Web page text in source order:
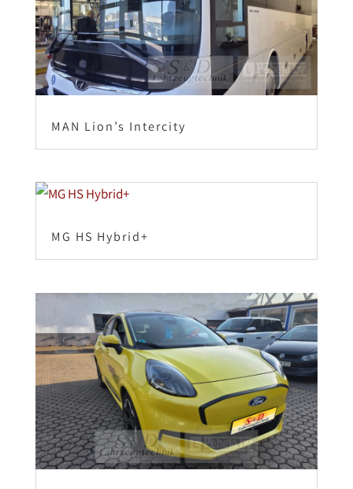
MAN Lion’s Intercity
MG HS Hybrid+